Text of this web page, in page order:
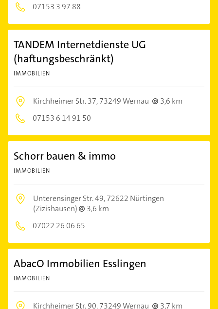
07153 3 97 88
TANDEM Internetdienste UG
(haftungsbeschränkt)
IMMOBILIEN
Kirchheimer Str. 37,73249 Wernau
3,6 km
07153 6 14 91 50
Schorr bauen & immo
IMMOBILIEN
Unterensinger Str. 49,72622 Nürtingen
(Zizishausen)
3,6 km
07022 26 06 65
AbacO Immobilien Esslingen
IMMOBILIEN
Kirchheimer Str. 90,73249 Wernau
3,7 km